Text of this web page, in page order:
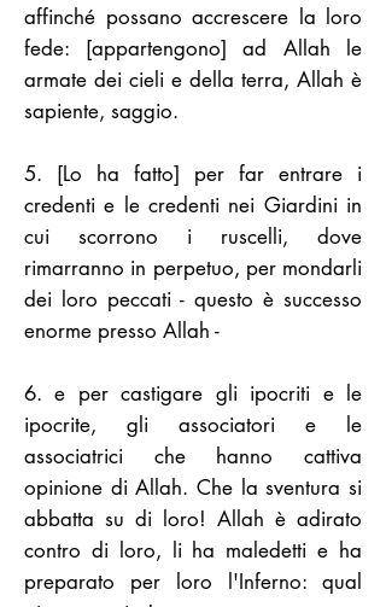
affinché possano accrescere la loro
fede: [appartengono] ad Allah le
armate dei cieli e della terra, Allah è
sapiente, saggio.
5. [Lo ha fatto] per far entrare i
credenti e le credenti nei Giardini in
cui scorrono i ruscelli, dove
rimarranno in perpetuo, per mondarli
dei loro peccati - questo è successo
enorme presso Allah -
6. e per castigare gli ipocriti e le
ipocrite, gli associatori e le
associatrici che hanno cattiva
opinione di Allah. Che la sventura si
abbatta su di loro! Allah è adirato
contro di loro, li ha maledetti e ha
preparato per loro l'Inferno: qual